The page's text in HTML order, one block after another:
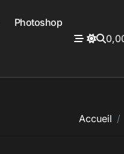
Photoshop
Accueil